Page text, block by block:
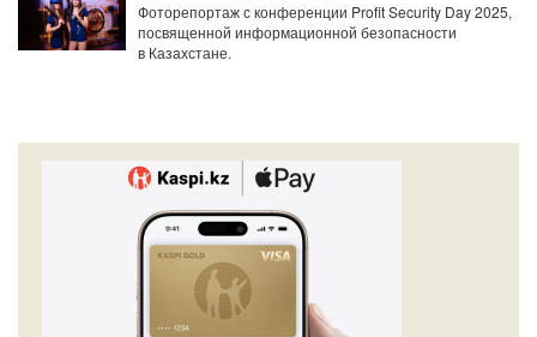
Фоторепортаж с конференции Profit Security Day 2025,
посвященной информационной безопасности
в Казахстане.